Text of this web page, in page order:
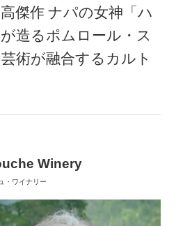
傑作 ナパの女神「ハ
造るポムロール・ス
術が融合するカルト
Winery
・ワイナリー